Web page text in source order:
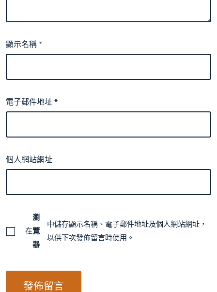
顯示名稱*
電子郵件地址*
個人網站網址
在
瀏
覽
器
中儲存顯示名稱、電子郵件地址及個人網站網址，
以供下次發佈留言時使用。